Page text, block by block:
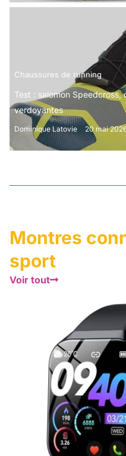
Chaussures de running
Test : salomon Speedcross,
verdoyantes
Dominique Latovie 20 mai
Montres
sport
Voir tout